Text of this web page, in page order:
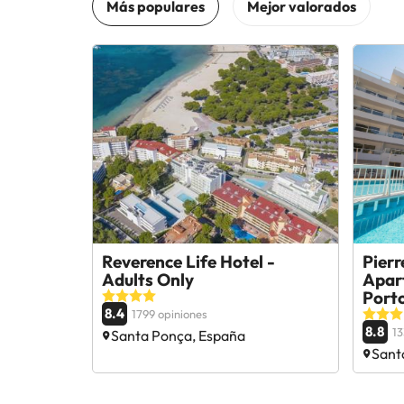
Reverence Life Hotel -
Adults Only
8.4 1799 opiniones
Santa Ponça, España 8.8